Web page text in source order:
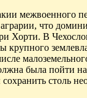
межвоенного
что
Хорти. В
крупного
была пойти на
столь